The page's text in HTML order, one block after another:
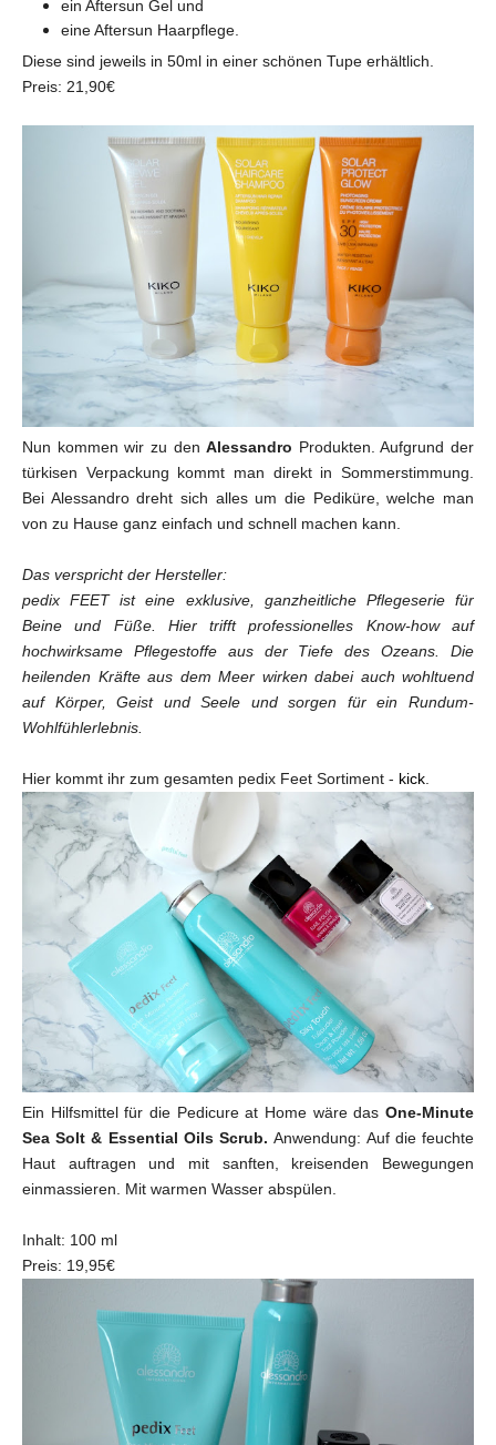
ein Aftersun Gel und
eine Aftersun Haarpflege.
Diese sind jeweils in 50ml in einer schönen Tupe erhältlich.
Preis: 21,90€
Nun kommen wir zu denAlessandro Produkten. Aufgrund der
türkisen Verpackung kommt man direkt in Sommerstimmung.
Bei Alessandro dreht sich alles um die Pediküre, welche man
von zu Hause ganz einfach und schnell machen kann.
Das verspricht der Hersteller:
pedix FEET ist eine exklusive, ganzheitliche Pflegeserie für
Beine und Füße. Hier trifft professionelles Know-how auf
hochwirksame Pflegestoffe aus der Tiefe des Ozeans. Die
heilenden Kräfte aus dem Meer wirken dabei auch wohltuend
auf Körper, Geist und Seele und sorgen für ein Rundum-
Wohlfühlerlebnis.
Hier kommt ihr zum gesamten pedix Feet Sortiment - kick
Ein Hilfsmittel für die Pedicure at Home wäre das One-Minute
Sea Solt & Essential Oils Scrub.Anwendung: Auf die feuchte
Haut auftragen und mit sanften, kreisenden Bewegungen
einmassieren. Mit warmen Wasser abspülen.
Inhalt: 100 ml
Preis: 19,95€